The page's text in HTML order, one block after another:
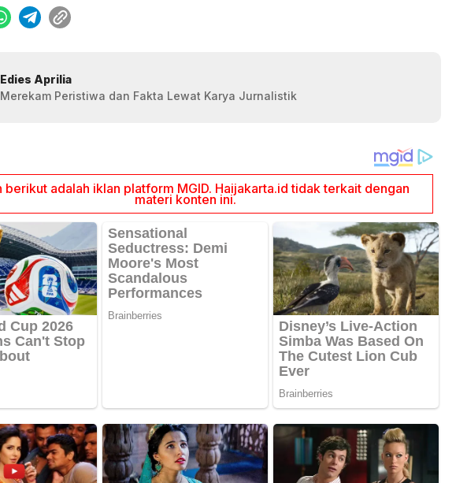
Edies Aprilia
Merekam Peristiwa dan Fakta Lewat Karya Jurnalistik